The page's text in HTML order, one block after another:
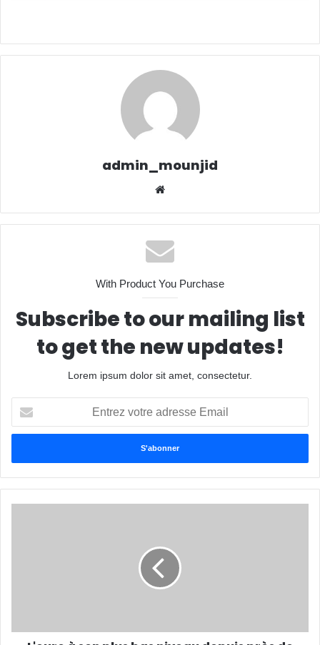
admin_mounjid
With Product You Purchase
Subscribe to our mailing list
to get the new updates!
Lorem ipsum dolor sit amet, consectetur.
votre
adresse